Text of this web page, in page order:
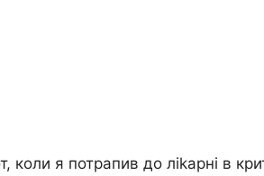
коли я потрапив до ліkарні в